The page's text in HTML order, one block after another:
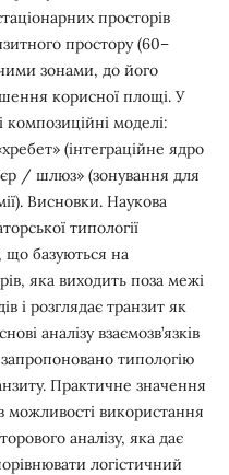
просторів
простору (60–
зонами, до його
корисної площі. У
композиційні моделі:
(інтеграційне ядро
/ шлюз» (зонування для
Висновки. Наукова
типології
що базуються на
яка виходить поза межі
і розглядає транзит як
аналізу взаємозв’язків
типологію
Практичне значення
можливості використання
аналізу, яка дає
логістичний